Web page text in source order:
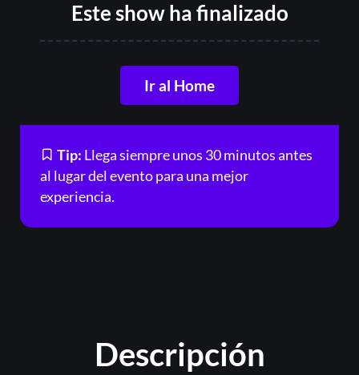
hasta
$8.000
Este show ha finalizado
Ir al Home
Tip: Llega siempre unos 30 minutos antes
al lugar del evento para una mejor
experiencia.
Descripción